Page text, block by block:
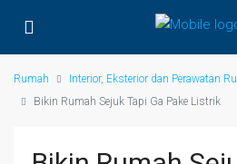
Rumah
Interior, Eksterior dan Perawatan
Bikin Rumah Sejuk Tapi Ga Pake Listrik